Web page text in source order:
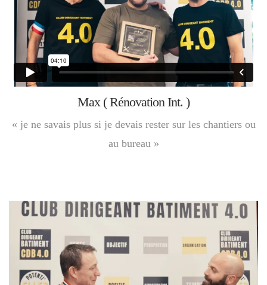
Max ( Rénovation Int. )
« je ne savais plus si je devais rester sur les chantiers ou
au bureau »